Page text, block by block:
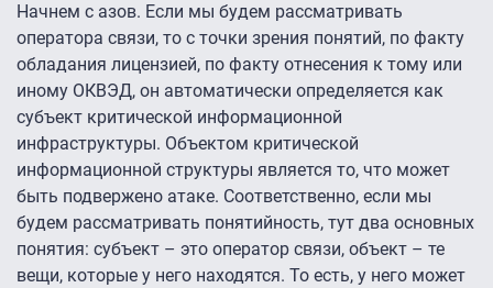
Начнем с азов. Если мы будем рассматривать
оператора связи, то с точки зрения понятий, по факту
обладания лицензией, по факту отнесения к тому или
иному ОКВЭД, он автоматически определяется как
субъект критической информационной
инфраструктуры. Объектом критической
информационной структуры является то, что может
быть подвержено атаке. Соответственно, если мы
будем рассматривать понятийность, тут два основных
понятия: субъект – это оператор связи, объект – те
вещи, которые у него находятся. То есть, у него может